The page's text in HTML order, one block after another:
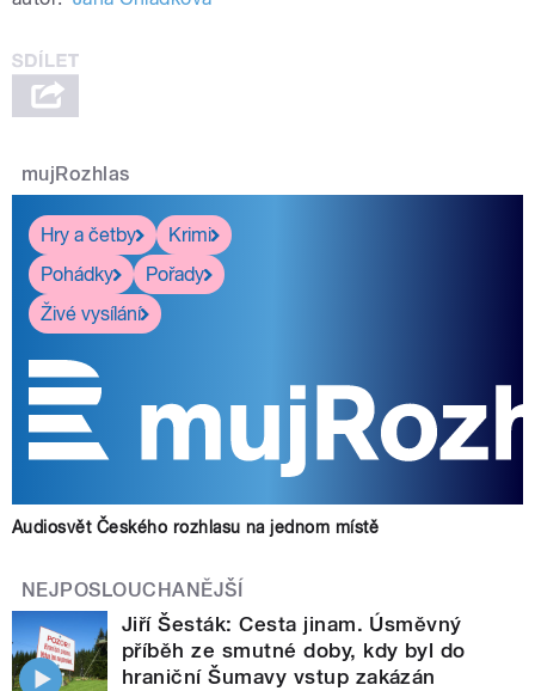
mujRozhlas
Hry a četby
Krimi
Pohádky
Pořady
Živé vysílání
Audiosvět Českého rozhlasu na jednom místě
NEJPOSLOUCHANĚJŠÍ
Jiří Šesták: Cesta jinam. Úsměvný
příběh ze smutné doby, kdy byl do
hraniční Šumavy vstup zakázán